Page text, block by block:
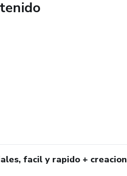
facil y rapido + creacion